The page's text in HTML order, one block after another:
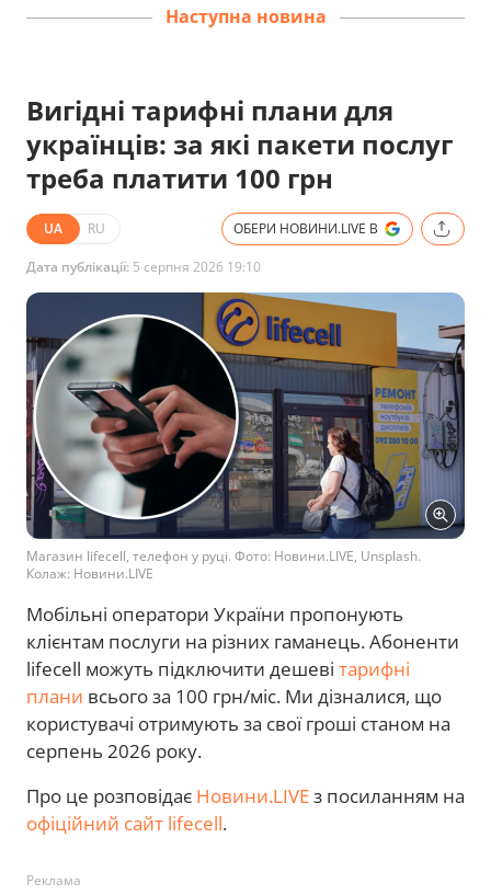
Наступна новина
Вигідні тарифні плани для
українців: за які пакети послуг
треба платити 100 грн
UA RU ОБЕРИ НОВИНИ.LIVE В
Дата публікації: 5 серпня 2026 19:10
Магазин lifecell, телефон у руці. Фото: Новини.LIVE, Unsplash.
Колаж: Новини.LIVE
Мобільні оператори України пропонують
клієнтам послуги на різних гаманець. Абоненти
lifecell можуть підключити дешеві тарифні
плани всього за 100 грн/міс. Ми дізналися, що
користувачі отримують за свої гроші станом на
серпень 2026 року.
Про це розповідає Новини.LIVEз посиланням на
офіційний сайт lifecell.
Реклама